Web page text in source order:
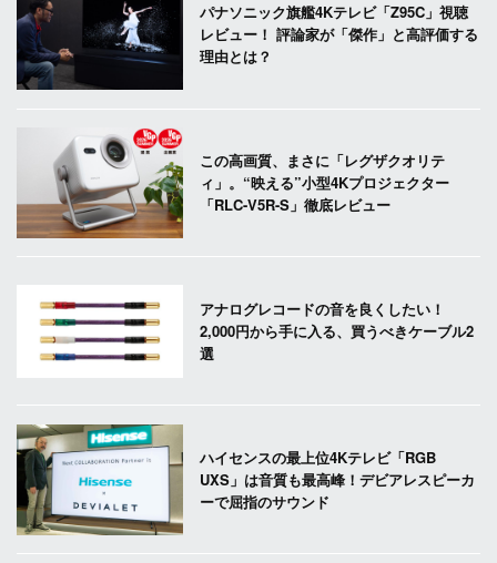
パナソニック旗艦4Kテレビ「Z95C」視聴
レビュー！ 評論家が「傑作」と高評価する
理由とは？
この高画質、まさに「レグザクオリテ
ィ」。“映える”小型4Kプロジェクター
「RLC-V5R-S」徹底レビュー
アナログレコードの音を良くしたい！
2,000円から手に入る、買うべきケーブル2
選
ハイセンスの最上位4Kテレビ「RGB
UXS」は音質も最高峰！デビアレスピーカ
ーで屈指のサウンド